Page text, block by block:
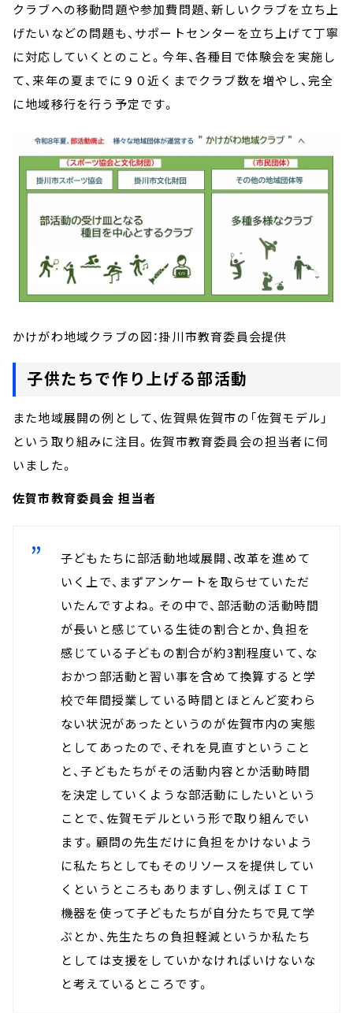
クラブへの移動問題や参加費問題、新しいクラブを立ち上
げたいなどの問題も、サポートセンターを立ち上げて丁寧
に対応していくとのこと。今年、各種目で体験会を実施し
て、来年の夏までに９０近くまでクラブ数を増やし、完全
に地域移行を行う予定です。
かけがわ地域クラブの図：掛川市教育委員会提供
子供たちで作り上げる部活動
また地域展開の例として、佐賀県佐賀市の「佐賀モデル」
という取り組みに注目。佐賀市教育委員会の担当者に伺
いました。
佐賀市教育委員会 担当者
子どもたちに部活動地域展開、改革を進めて
いく上で、まずアンケートを取らせていただ
いたんですよね。その中で、部活動の活動時間
が長いと感じている生徒の割合とか、負担を
感じている子どもの割合が約3割程度いて、な
おかつ部活動と習い事を含めて換算すると学
校で年間授業している時間とほとんど変わら
ない状況があったというのが佐賀市内の実態
としてあったので、それを見直すということ
と、子どもたちがその活動内容とか活動時間
を決定していくような部活動にしたいという
ことで、佐賀モデルという形で取り組んでい
ます。顧問の先生だけに負担をかけないよう
に私たちとしてもそのリソースを提供してい
くというところもありますし、例えばＩＣＴ
機器を使って子どもたちが自分たちで見て学
ぶとか、先生たちの負担軽減というか私たち
としては支援をしていかなければいけないな
と考えているところです。